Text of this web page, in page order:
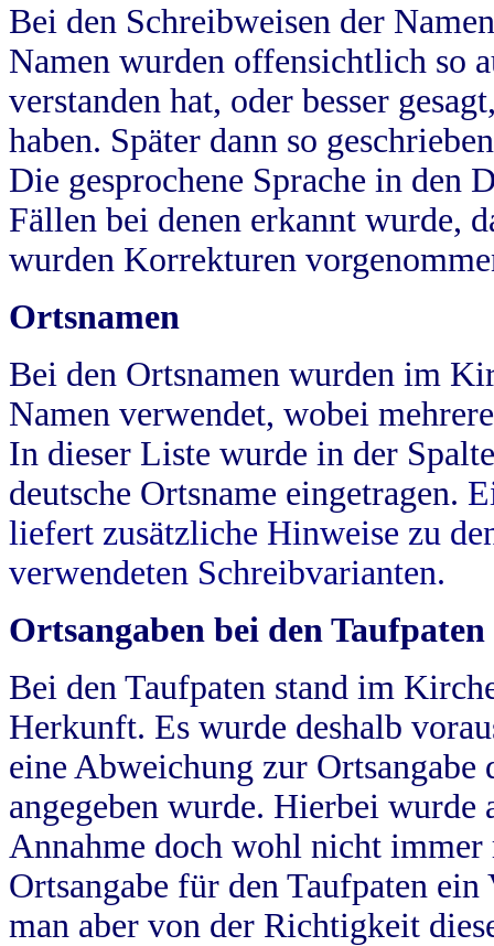
Bei den Schreibweisen der
Namen wurden offensichtlich so
verstanden hat, oder besser
haben. Später dann so
Die gesprochene Sprache in
Fällen bei denen erkannt wurde,
wurden Korrekturen
Ortsnamen
Bei den Ortsnamen wurden im
Namen verwendet, wobei
In dieser Liste wurde in der
deutsche Ortsname eingetragen.
liefert zusätzliche Hinweise zu
verwendeten Schreibvarianten.
Ortsangaben bei den Taufpaten
Bei den Taufpaten stand im
Herkunft. Es wurde deshalb
eine Abweichung zur
angegeben wurde. Hierbei wurde
Annahme doch wohl nicht
Ortsangabe für den Taufpaten
man aber von der Richtigkeit